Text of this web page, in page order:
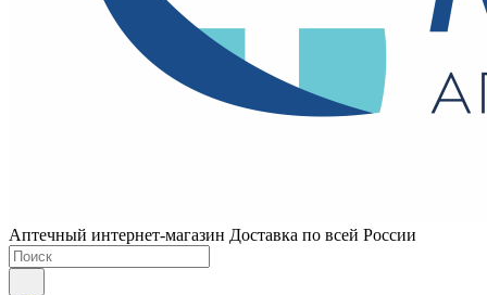
Аптечный интернет-магазин Доставка по всей России